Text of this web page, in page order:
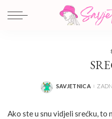
POSTED
SAVJETNICA
Ako ste u snu vidjeli srećku, to